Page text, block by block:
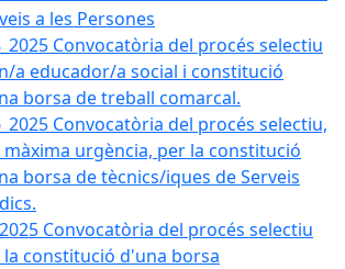
a les Persones
Convocatòria del procés selectiu
a educador/a social i constitució
borsa de treball comarcal.
Convocatòria del procés selectiu,
màxima urgència, per la constitució
borsa de tècnics/iques de Serveis
Convocatòria del procés selectiu
la constitució d'una borsa